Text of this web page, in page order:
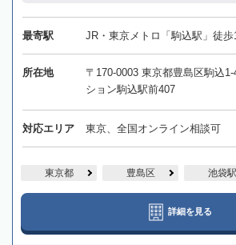
最寄駅 JR・東京メトロ「駒込駅」徒歩
所在地
〒170-0003 東京都豊島区駒込
ション駒込駅前407
対応エリア 東京、全国オンライン相談可
東京都 豊島区 池袋駅
詳細を見る